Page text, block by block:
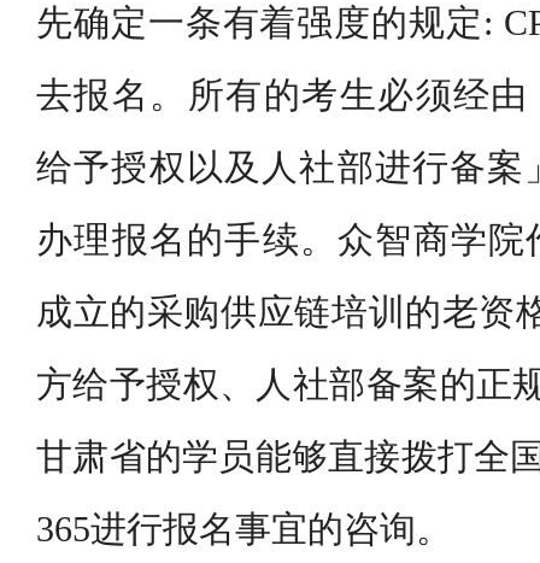
先确定一条有着强度的规定:
去报名。所有的考生必须经由
给予授权以及人社部进行备案
办理报名的手续。众智商学院
成立的采购供应链培训的老资
方给予授权、人社部备案的正
甘肃省的学员能够直接拨打全
365进行报名事宜的咨询。